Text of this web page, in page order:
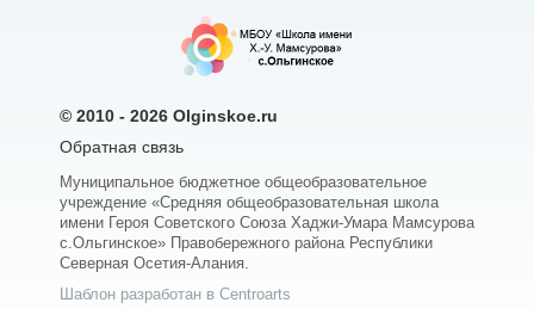
© 2010 - 2026 Olginskoe.ru
Обратная связь
Муниципальное бюджетное общеобразовательное
учреждение «Средняя общеобразовательная школа
имени Героя Советского Союза Хаджи-Умара Мамсурова
с.Ольгинское» Правобережного района Республики
Северная Осетия-Алания.
Шаблон разработан в Centroarts